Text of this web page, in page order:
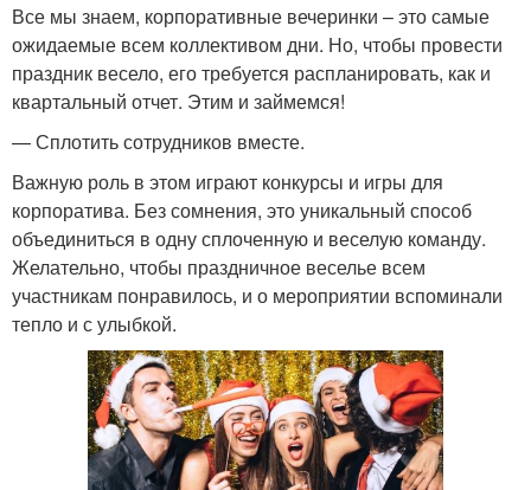
Все мы знаем, корпоративные вечеринки – это самые
ожидаемые всем коллективом дни. Но, чтобы провести
праздник весело, его требуется распланировать, как и
квартальный отчет. Этим и займемся!
— Сплотить сотрудников вместе.
Важную роль в этом играют конкурсы и игры для
корпоратива. Без сомнения, это уникальный способ
объединиться в одну сплоченную и веселую команду.
Желательно, чтобы праздничное веселье всем
участникам понравилось, и о мероприятии вспоминали
тепло и с улыбкой.